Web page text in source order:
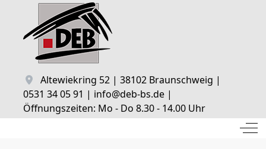
Altewiekring 52 | 38102 Braunschweig |
0531 34 05 91 | info@deb-bs.de |
Öffnungszeiten: Mo - Do 8.30 - 14.00 Uhr